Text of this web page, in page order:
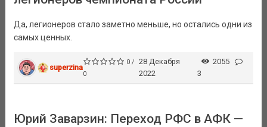
Да, легионеров стало заметно меньше, но остались одни из
самых ценных.
superzina
0 /
0
28 Декабря
2022
2055
3
Юрий Заварзин: Переход РФС в АФК —